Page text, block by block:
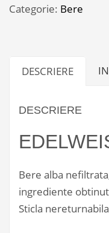
Categorie: Bere
DESCRIERE
DESCRIERE
Bere alba
ingrediente
Sticla